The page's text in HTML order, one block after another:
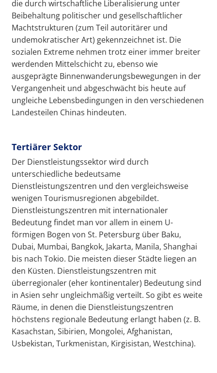
die durch wirtschaftliche Liberalisierung unter
Beibehaltung politischer und gesellschaftlicher
Machtstrukturen (zum Teil autoritärer und
undemokratischer Art) gekennzeichnet ist. Die
sozialen Extreme nehmen trotz einer immer breiter
werdenden Mittelschicht zu, ebenso wie
ausgeprägte Binnenwanderungsbewegungen in der
Vergangenheit und abgeschwächt bis heute auf
ungleiche Lebensbedingungen in den verschiedenen
Landesteilen Chinas hindeuten.
Tertiärer Sektor
Der Dienstleistungssektor wird durch
unterschiedliche bedeutsame
Dienstleistungszentren und den vergleichsweise
wenigen Tourismusregionen abgebildet.
Dienstleistungszentren mit internationaler
Bedeutung findet man vor allem in einem U-
förmigen Bogen von St. Petersburg über Baku,
Dubai, Mumbai, Bangkok, Jakarta, Manila, Shanghai
bis nach Tokio. Die meisten dieser Städte liegen an
den Küsten. Dienstleistungszentren mit
überregionaler (eher kontinentaler) Bedeutung sind
in Asien sehr ungleichmäßig verteilt. So gibt es weite
Räume, in denen die Dienstleistungszentren
höchstens regionale Bedeutung erlangt haben (z. B.
Kasachstan, Sibirien, Mongolei, Afghanistan,
Usbekistan, Turkmenistan, Kirgisistan, Westchina).